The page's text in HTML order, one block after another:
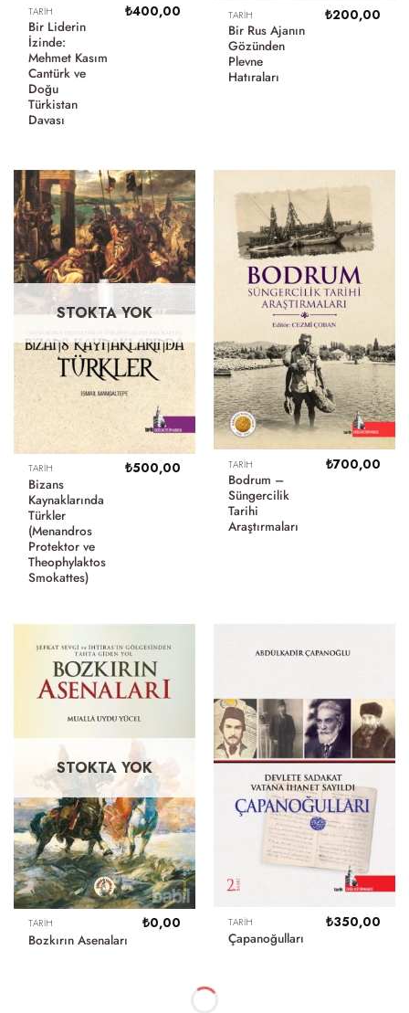
TARIH
Bir Liderin
İzinde:
Mehmet Kasım
Cantürk ve
Doğu
Türkistan
Davası
₺400,00 TARIH
Bir Rus Ajanın
Gözünden
Plevne
Hatıraları
₺200,00
STOKTA YOK
TARIH
Bizans
Kaynaklarında
Türkler
(Menandros
Protektor ve
Theophylaktos
Smokattes)
₺500,00 TARIH
Bodrum –
Süngercilik
Tarihi
Araştırmaları
₺700,00
STOKTA YOK
TARIH
Bozkırın Asenaları
₺0,00 TARIH
Çapanoğulları
₺350,00